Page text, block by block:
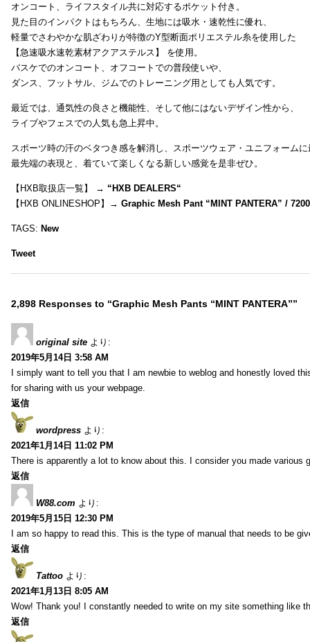
オンコート、ライフスタイル共に対応するポケット付き。
見た目のインパクトはもちろん、生地には吸水・速乾性に優れ、
軽量でさわやかな肌ざわりが特徴のY型断面ポリエステル糸を使用した
【急速吸水速乾素材アクアステルス】 を使用。
バスケでのオンコート、オフコートでの普段使いや、
ダンス、フットサル、ジムでのトレーニング用としても人気です。
最近では、通気性の良さと機能性、そして他にはないデザイン性から、
ライブやフェスでの人気も急上昇中。
スポーツ時の汗のベタつき感を解消し、スポーツウェア・ユニフォーム
最先端の表現と、着ていて楽しくなる新しい感覚を是非ぜひ。
【HXB取扱店一覧】 → “HXB DEALERS“
【HXB ONLINESHOP】→ Graphic Mesh Pant “MINT PANTERA” /
TAGS: New
Tweet
2,898 Responses to “Graphic Mesh Pants “MINT PANTERA””
original site より:
2019年5月14日 3:58 AM
I simply want to tell you that I am newbie to weblog and honestly loved
for sharing with us your webpage.
返信
wordpress より:
2021年1月14日 11:02 PM
There is apparently a lot to know about this. I consider you made various
返信
W88.com より:
2019年5月15日 12:30 PM
I am so happy to read this. This is the type of manual that needs to be
返信
Tattoo より:
2021年1月13日 8:05 AM
Wow! Thank you! I constantly needed to write on my site something like
返信